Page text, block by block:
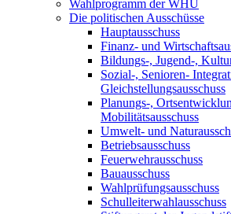
Wahlprogramm der WHU
Die politischen Ausschüsse
Hauptausschuss
Finanz- und
Bildungs-, Jugend-,
Sozial-, Senioren-
Gleichstellungsausschuss
Planungs-,
Mobilitätsausschuss
Umwelt- und
Betriebsausschuss
Feuerwehrausschuss
Bauausschuss
Wahlprüfungsausschuss
Schulleiterwahlausschuss